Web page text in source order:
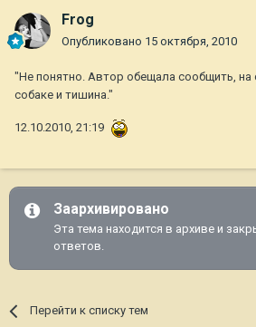
Frog
Опубликовано 15 октября, 2010
"Не понятно. Автор обещала сообщить,
собаке и тишина."
12.10.2010, 21:19
Заархивировано
Эта тема находится в архиве и
ответов.
Перейти к списку тем